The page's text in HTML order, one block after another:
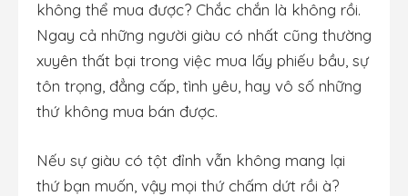
không thể mua được? Chắc chắn là không rồi.
Ngay cả những người giàu có nhất cũng thường
xuyên thất bại trong việc mua lấy phiếu bầu, sự
tôn trọng, đẳng cấp, tình yêu, hay vô số những
thứ không mua bán được.
Nếu sự giàu có tột đỉnh vẫn không mang lại
thứ bạn muốn, vậy mọi thứ chấm dứt rồi à?